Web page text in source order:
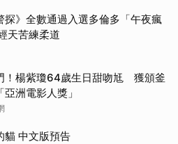
探》全數通過入選多倫多「午夜瘋
天苦練柔道
！楊紫瓊64歲生日甜吻尪 獲頒釜
亞洲電影人獎」
貓 中文版預告